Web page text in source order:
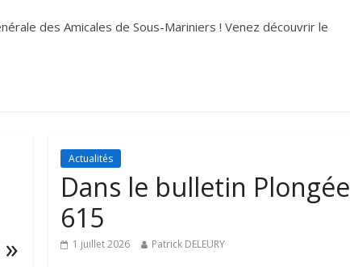
des Amicales de Sous-Mariniers ! Venez découvrir le
Actualités
Dans le bulletin Plongée
615
1 juillet 2026 Patrick DELEURY